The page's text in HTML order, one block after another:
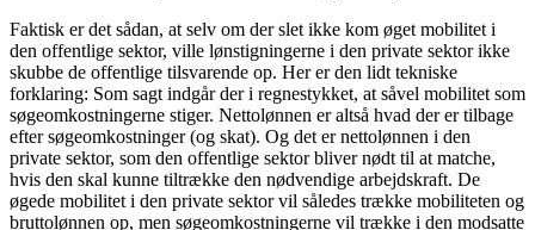
Faktisk er det sådan, at selv om der slet ikke kom øget mobilitet i
den offentlige sektor, ville lønstigningerne i den private sektor ikke
skubbe de offentlige tilsvarende op. Her er den lidt tekniske
forklaring: Som sagt indgår der i regnestykket, at såvel mobilitet som
søgeomkostningerne stiger. Nettolønnen er altså hvad der er tilbage
efter søgeomkostninger (og skat). Og det er nettolønnen i den
private sektor, som den offentlige sektor bliver nødt til at matche,
hvis den skal kunne tiltrække den nødvendige arbejdskraft. De
øgede mobilitet i den private sektor vil således trække mobiliteten og
bruttolønnen op, men søgeomkostningerne vil trække i den modsatte